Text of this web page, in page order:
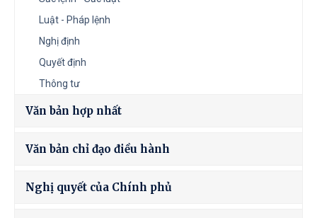
Luật - Pháp lệnh
Nghị định
Quyết định
Thông tư
Văn bản hợp nhất
Văn bản chỉ đạo điều hành
Nghị quyết của Chính phủ